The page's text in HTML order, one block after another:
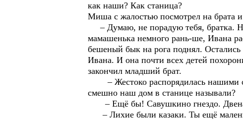
как наши? Как станица?
Миша с жалостью посмотрел на брата и
– Думаю, не порадую тебя, братка.
мамашенька немного рань-ше, Ивана
бешеный бык на рога поднял.
Ивана. И она почти всех детей
закончил младший брат.
– Жестоко распорядилась нашими
смешно наш дом в станице называли?
– Ещё бы! Савушкино гнездо.
– Лихие были казаки. Ты ещё